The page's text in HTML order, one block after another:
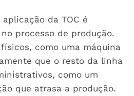
da TOC é
processo de produção.
como uma máquina
que o resto da linha
como um
que atrasa a produção.